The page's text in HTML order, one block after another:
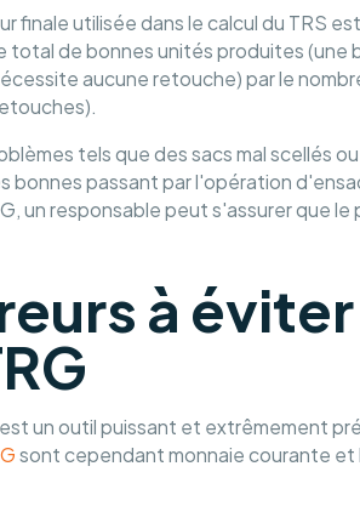
finale utilisée dans le calcul du TRS
total de bonnes unités produites (une
aucune retouche) par le
tels que des sacs mal scellés
bonnes passant par l'opération
un responsable peut s'assurer que
à
est un outil puissant et extrêmement
sont cependant monnaie courante